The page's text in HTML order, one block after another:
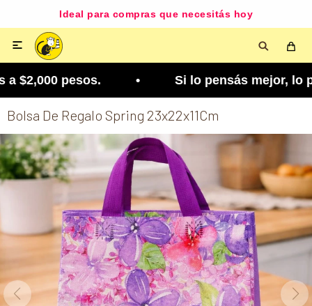
Ideal para compras que necesitás hoy

a $2,000 pesos. • Si lo pensás mejor, lo
Bolsa De Regalo Spring 23x22x11Cm